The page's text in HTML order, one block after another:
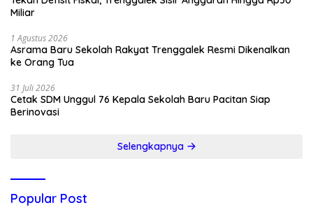
Miliar
1 Agustus 2026
Asrama Baru Sekolah Rakyat Trenggalek Resmi Dikenalkan
ke Orang Tua
31 Juli 2026
Cetak SDM Unggul 76 Kepala Sekolah Baru Pacitan Siap
Berinovasi
Selengkapnya
Popular Post